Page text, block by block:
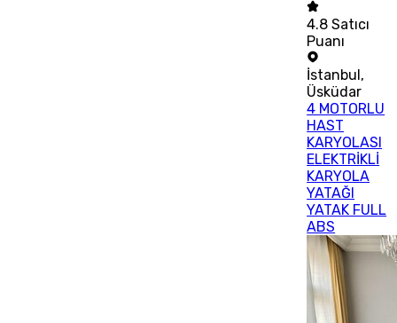
4.8 Satıcı
Puanı
İstanbul,
Üsküdar
4 MOTORLU
HAST
KARYOLASI
ELEKTRİKLİ
KARYOLA
YATAĞI
YATAK FULL
ABS